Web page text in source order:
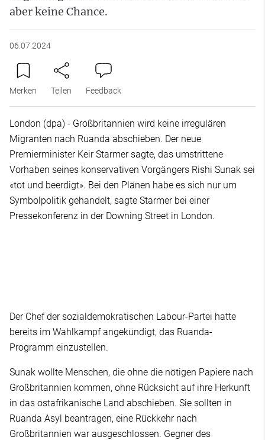
aber keine Chance.
06.07.2024
Merken Teilen Feedback
London (dpa) - Großbritannien wird keine irregulären
Migranten nach Ruanda abschieben. Der neue
Premierminister Keir Starmer sagte, das umstrittene
Vorhaben seines konservativen Vorgängers Rishi Sunak sei
«tot und beerdigt». Bei den Plänen habe es sich nur um
Symbolpolitik gehandelt, sagte Starmer bei einer
Pressekonferenz in der Downing Street in London.
Der Chef der sozialdemokratischen Labour-Partei hatte
bereits im Wahlkampf angekündigt, das Ruanda-
Programm einzustellen.
Sunak wollte Menschen, die ohne die nötigen Papiere nach
Großbritannien kommen, ohne Rücksicht auf ihre Herkunft
in das ostafrikanische Land abschieben. Sie sollten in
Ruanda Asyl beantragen, eine Rückkehr nach
Großbritannien war ausgeschlossen. Gegner des